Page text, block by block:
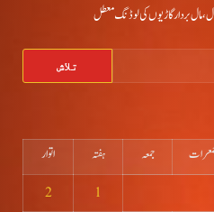
بردار گاڑیوں کی لوڈنگ معطل
جمعہ ہفتہ
اتوار
1
2